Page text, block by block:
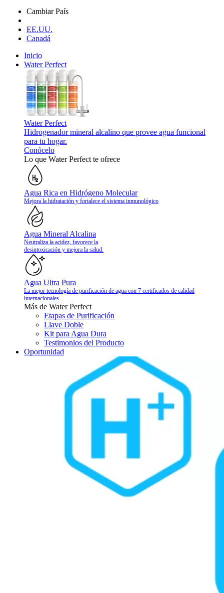
Cambiar País
EE.UU.
Canadá
Inicio
Water Perfect
Water Perfect
Hidrogenador mineral alcalino que provee agua funcional
para tu hogar.
Conócelo
Lo que Water Perfect te ofrece
Agua Rica en Hidrógeno Molecular
Mejora la hidratación y fortalece el sistema inmunológico
Agua Mineral Alcalina
Neutraliza la acidez, favorece la
desintoxicación y mejora la salud.
Agua Ultra Pura
La mejor tecnología de purificación de agua con 7 certificados de calidad
internacionales.
Más de Water Perfect
Etapas de Purificación
Llave Doble
Kit para Agua Dura
Testimonios del Producto
Oportunidad